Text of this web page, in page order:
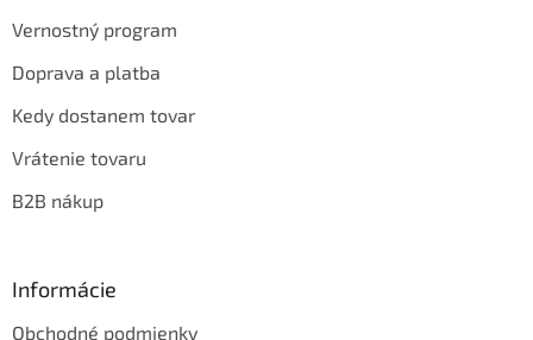
Vernostný program
Doprava a platba
Kedy dostanem tovar
Vrátenie tovaru
B2B nákup
Informácie
Obchodné podmienky